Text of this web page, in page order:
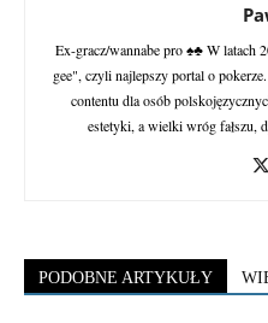
Ex-gracz/wannabe pro ♠♣ W latach
gee", czyli najlepszy portal o
contentu dla osób
estetyki, a wielki wróg fałszu,
PODOBNE ARTYKUŁY